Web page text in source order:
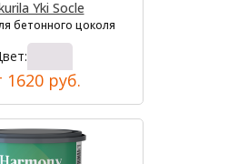
Yki Socle
бетонного цоколя
1620 руб.